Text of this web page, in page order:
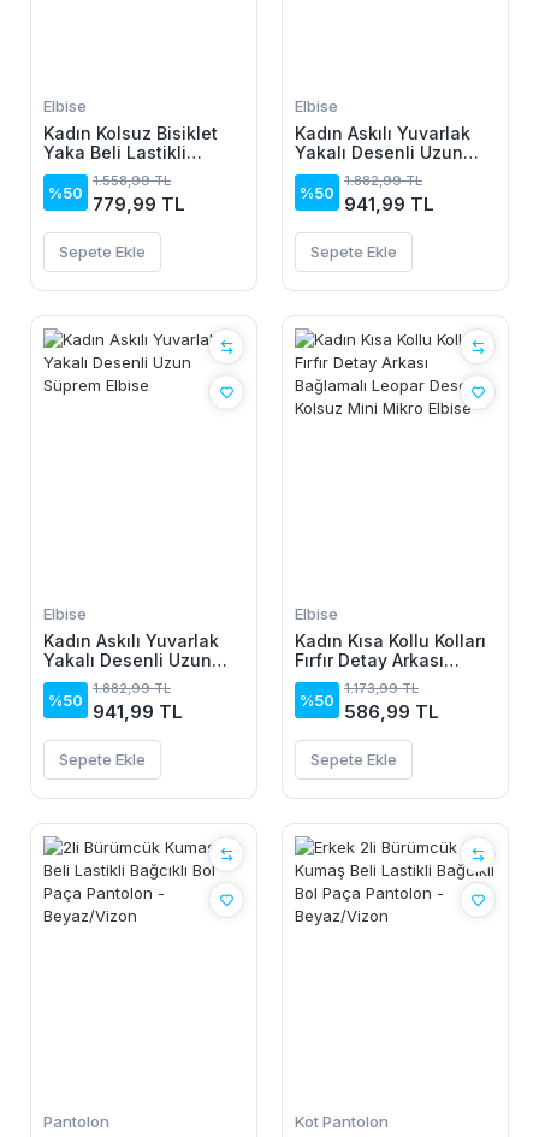
Elbise
Kadın Kolsuz Bisiklet
Yaka Beli Lastikli
Desenli Süprem Elbise
%50
1.558,99 TL
779,99 TL
Sepete Ekle
Elbise
Kadın Askılı Yuvarlak
Yakalı Desenli Uzun
Süprem Elbise
%50
1.882,99 TL
941,99 TL
Sepete Ekle
Elbise
Kadın Askılı Yuvarlak
Yakalı Desenli Uzun
Süprem Elbise
%50
1.882,99 TL
941,99 TL
Sepete Ekle
Elbise
Kadın Kısa Kollu Kolları
Fırfır Detay Arkası
Bağlamalı Leopar
Desen Kolsuz Mini
Mikro Elbise
%50
1.173,99 TL
586,99 TL
Sepete Ekle
Pantolon Kot Pantolon